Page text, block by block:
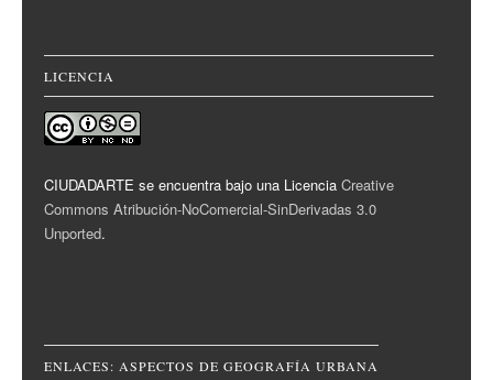
LICENCIA
CIUDADARTE se encuentra bajo una Licencia Creative
Commons Atribución-NoComercial-SinDerivadas 3.0
Unported.
ENLACES: ASPECTOS DE GEOGRAFÍA URBANA